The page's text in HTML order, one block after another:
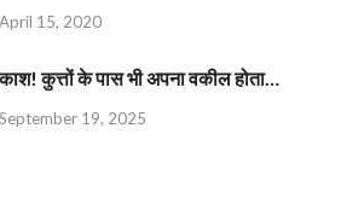
April 15, 2020
काश! कुत्तों के पास भी अपना वकील होता…
September 19, 2025